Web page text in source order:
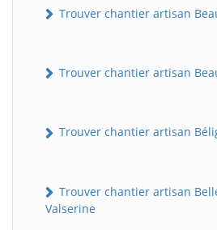
Trouver chantier artisan
Trouver chantier artisan
Trouver chantier artisan
Trouver chantier artisan
Valserine